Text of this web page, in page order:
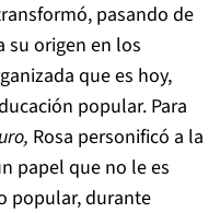
pasando de
su origen en los
que es hoy,
popular. Para
Rosa personificó a la
papel que no le es
popular, durante